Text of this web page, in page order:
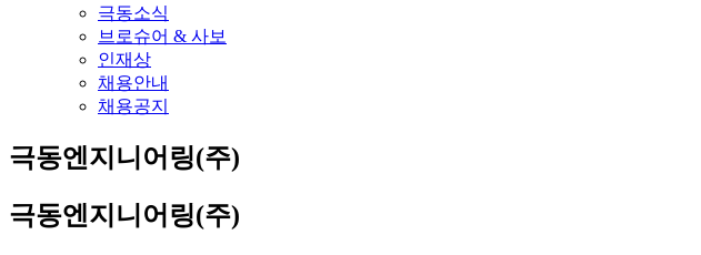
극동소식
브로슈어 & 사보
인재상
채용안내
채용공지
극동엔지니어링(주)
극동엔지니어링(주)